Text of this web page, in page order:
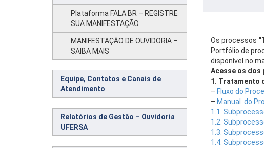
Plataforma FALA.BR – REGISTRE
SUA MANIFESTAÇÃO
MANIFESTAÇÃO DE OUVIDORIA –
SAIBA MAIS
Equipe, Contatos e Canais de
Atendimento
Relatórios de Gestão – Ouvidoria
UFERSA
Os processos
Portfólio de
disponível no
Acesse os dos
1. Tratamento
– Fluxo do
– Manual do
1.1.
1.2.
1.3.
1.4.